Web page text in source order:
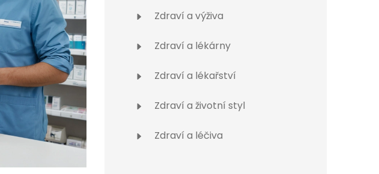
Zdraví a výživa
Zdraví a lékárny
Zdraví a lékařství
Zdraví a životní styl
Zdraví a léčiva